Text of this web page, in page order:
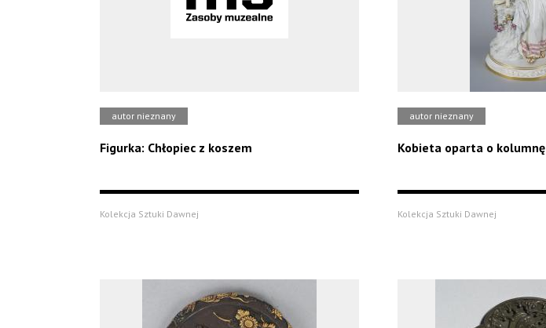
autor nieznany
Figurka: Chłopiec z koszem
Kolekcja Sztuki Dawnej
autor nieznany
Kobieta oparta o kolumnę
Kolekcja Sztuki Dawnej